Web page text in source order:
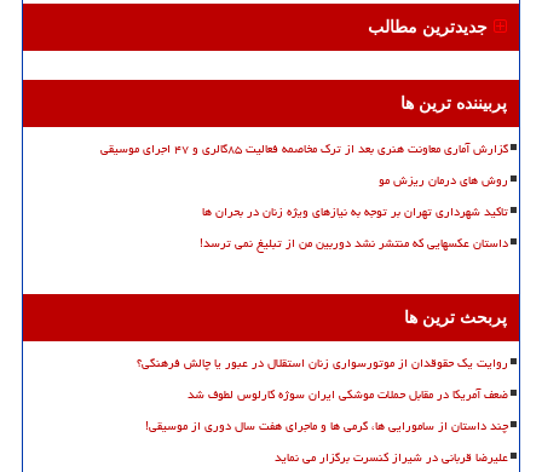
جدیدترین مطالب
پربیننده ترین ها
گزارش آماری معاونت هنری بعد از ترک مخاصمه فعالیت ۸۵گالری و ۴۷ اجرای موسیقی
روش های درمان ریزش مو
تاکید شهرداری تهران بر توجه به نیازهای ویژه زنان در بحران ها
داستان عکسهایی که منتشر نشد دوربین من از تبلیغ نمی ترسد!
پربحث ترین ها
روایت یک حقوقدان از موتورسواری زنان استقلال در عبور یا چالش فرهنگی؟
ضعف آمریکا در مقابل حملات موشکی ایران سوژه کارلوس لطوف شد
چند داستان از سامورایی ها، گرمی ها و ماجرای هفت سال دوری از موسیقی!
علیرضا قربانی در شیراز کنسرت برگزار می نماید